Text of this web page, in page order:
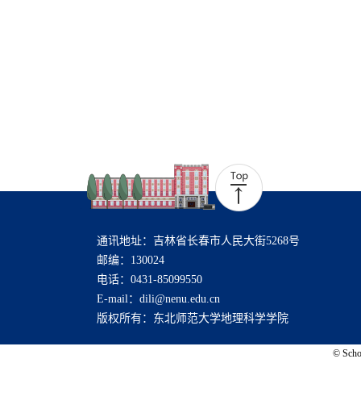
通讯地址：吉林省长春市人民大街5268号
邮编：130024
电话：0431-85099550
E-mail：dili@nenu.edu.cn
版权所有：东北师范大学地理科学学院
©